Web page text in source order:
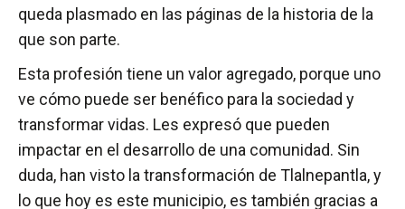
queda plasmado en las páginas de la historia de la
que son parte.
Esta profesión tiene un valor agregado, porque uno
ve cómo puede ser benéfico para la sociedad y
transformar vidas. Les expresó que pueden
impactar en el desarrollo de una comunidad. Sin
duda, han visto la transformación de Tlalnepantla, y
lo que hoy es este municipio, es también gracias a